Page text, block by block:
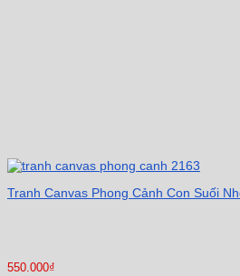
Tranh Canvas Phong Cảnh Con Suối
550.000₫